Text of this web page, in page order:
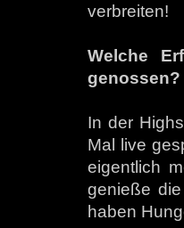
verbreiten!
Welche
genossen?
In der
Mal live
eigentlich
genieße
haben